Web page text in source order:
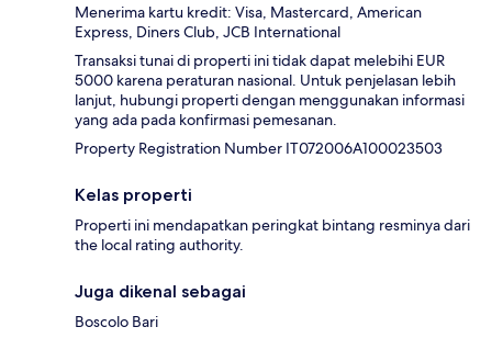
Menerima kartu kredit: Visa, Mastercard, American
Express, Diners Club, JCB International
Transaksi tunai di properti ini tidak dapat melebihi EUR
5000 karena peraturan nasional. Untuk penjelasan lebih
lanjut, hubungi properti dengan menggunakan informasi
yang ada pada konfirmasi pemesanan.
Property Registration Number IT072006A100023503
Kelas properti
Properti ini mendapatkan peringkat bintang resminya dari
the local rating authority.
Juga dikenal sebagai
Boscolo Bari